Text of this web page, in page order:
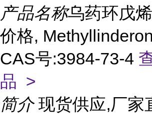
产品名称乌药环戊
价格,
CAS号:3984-73-4
品 >
简介 现货供应,厂家